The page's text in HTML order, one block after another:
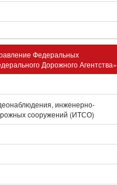
Федеральных
Дорожного Агентства»
инженерно-
сооружений (ИТСО)